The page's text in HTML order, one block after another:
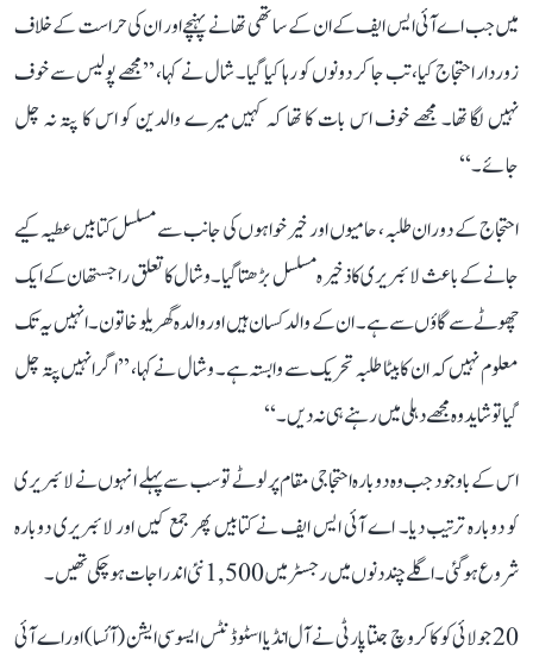
میں جب اے آئی ایس ایف کے ان کے ساتھی تھانے پہنچے اور ان کی حراست کے خلاف
زوردار احتجاج کیا، تب جا کر دونوں کو رہا کیا گیا۔ شال نے کہا، ’’مجھے پولیس سے خوف
نہیں لگا تھا۔ مجھے خوف اس بات کا تھا کہ کہیں میرے والدین کو اس کا پتہ نہ چل
جائے۔‘‘
احتجاج کے دوران طلبہ، حامیوں اور خیرخواہوں کی جانب سے مسلسل کتابیں عطیہ کیے
جانے کے باعث لائبریری کا ذخیرہ مسلسل بڑھتا گیا۔ وشال کا تعلق راجستھان کے ایک
چھوٹے سے گاؤں سے ہے۔ ان کے والد کسان ہیں اور والدہ گھریلو خاتون۔ انہیں یہ تک
معلوم نہیں کہ ان کا بیٹا طلبہ تحریک سے وابستہ ہے۔ وشال نے کہا، ’’اگر انہیں پتہ چل
گیا تو شاید وہ مجھے دہلی میں رہنے ہی نہ دیں۔‘‘
اس کے باوجود جب وہ دوبارہ احتجاجی مقام پر لوٹے تو سب سے پہلے انہوں نے لائبریری
کو دوبارہ ترتیب دیا۔ اے آئی ایس ایف نے کتابیں پھر جمع کیں اور لائبریری دوبارہ
شروع ہو گئی۔ اگلے چند دنوں میں رجسٹر میں 1,500 نئی اندراجات ہو چکی تھیں۔
20 جولائی کو کاکروچ جنتا پارٹی نے آل انڈیا اسٹوڈنٹس ایسوسی ایشن (آئسا) اور اے آئی